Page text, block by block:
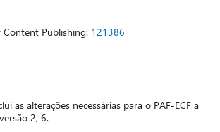
Content Publishing: 121386
as alterações necessárias para o PAF-ECF a
2, 6.